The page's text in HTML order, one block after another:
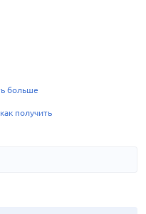
больше
получить